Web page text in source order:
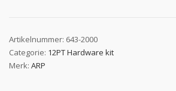
Artikelnummer: 643-2000
Categorie: 12PT Hardware kit
Merk: ARP